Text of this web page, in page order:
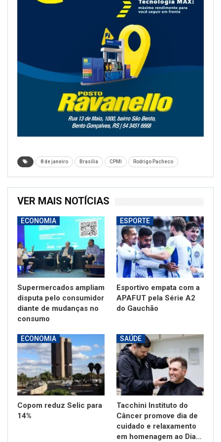
8 de janeiro Brasília CPMI Rodrigo Pacheco
VER MAIS NOTÍCIAS
ECONOMIA
Supermercados ampliam
disputa pelo consumidor
diante de mudanças no
consumo
ESPORTE
Esportivo empata com a
APAFUT pela Série A2
do Gauchão
ECONOMIA
Copom reduz Selic para
14%
SAÚDE
Tacchini Instituto do
Câncer promove dia de
cuidado e relaxamento
em homenagem ao Dia…